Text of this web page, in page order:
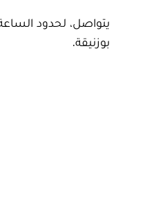
يتواصل، لحدود
بوزنيقة.